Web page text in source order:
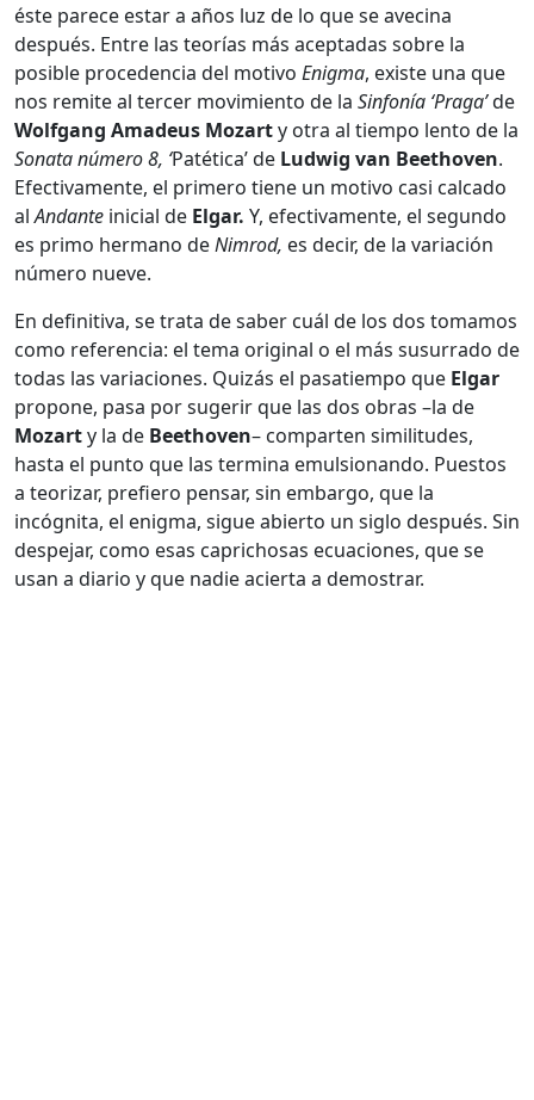
éste parece estar a años luz de lo que se avecina
después. Entre las teorías más aceptadas sobre la
posible procedencia del motivo Enigma, existe una que
nos remite al tercer movimiento de la Sinfonía ‘Praga’de
Wolfgang Amadeus Mozarty otra al tiempo lento de la
Sonatanúmero 8, ‘Patética’ de Ludwig van Beethoven.
Efectivamente, el primero tiene un motivo casi calcado
alAndante inicial de Elgar. Y, efectivamente, el segundo
es primo hermano deNimrod, es decir, de la variación
número nueve.
En definitiva, se trata de saber cuál de los dos tomamos
como referencia: el tema original o el más susurrado de
todas las variaciones. Quizás el pasatiempo que Elgar
propone, pasa por sugerir que las dos obras –la de
Mozarty la de Beethoven– comparten similitudes,
hasta el punto que las termina emulsionando. Puestos
a teorizar, prefiero pensar, sin embargo, que la
incógnita, el enigma, sigue abierto un siglo después. Sin
despejar, como esas caprichosas ecuaciones, que se
usan a diario y que nadie acierta a demostrar.